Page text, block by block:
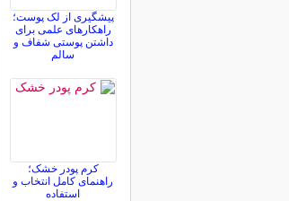
پیشگیری از لک پوست؛
راهکارهای علمی برای
داشتن پوستی شفاف و
سالم
کرم پودر خشک؛
راهنمای کامل انتخاب و
استفاده